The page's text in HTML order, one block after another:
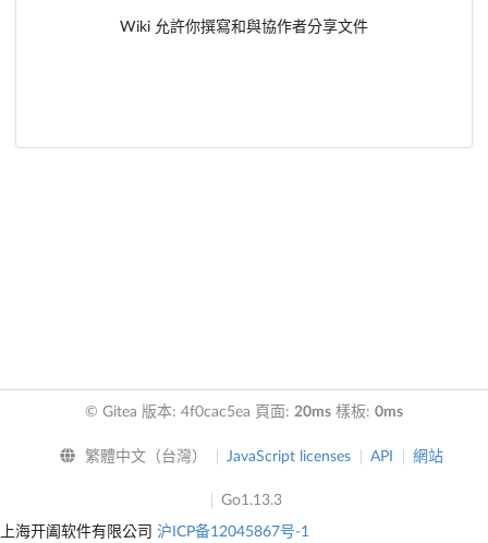
Wiki 允許你撰寫和與協作者分享文件
© Gitea 版本: 4f0cac5ea 頁面: 20ms 樣板: 0ms
繁體中文（台灣） JavaScript licenses API 網站
Go1.13.3
上海开阖软件有限公司 沪ICP备12045867号-1